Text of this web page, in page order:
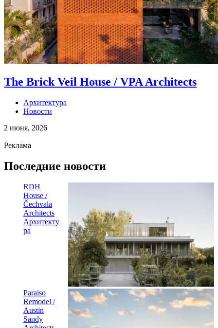
The Brick Veil House / VPA Architects
Архитектура
Новости
2 июня, 2026
Реклама
Последние новости
RDH
House /
Čechvala
Architects
Архитекту
ра
Paraiso
Remodel /
Austin
Sandy